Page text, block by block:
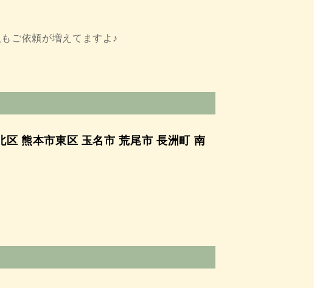
ご依頼が増えてますよ♪
熊本市東区 玉名市 荒尾市 長洲町 南